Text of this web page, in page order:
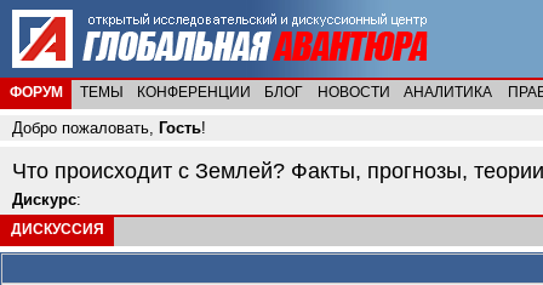
ФОРУМ ТЕМЫ КОНФЕРЕНЦИИ БЛОГ НОВОСТИ АНАЛИТИКА
Добро пожаловать, Гость!
Что происходит с Землей? Факты, прогнозы,
Дискурс:
ДИСКУССИЯ